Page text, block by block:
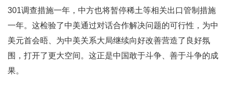
301调查措施一年，中方也将暂停稀土等相关出口管制措施
一年。这检验了中美通过对话合作解决问题的可行性，为中
美元首会晤、为中美关系大局继续向好改善营造了良好氛
围，打开了更大空间。这正是中国敢于斗争、善于斗争的成
果。